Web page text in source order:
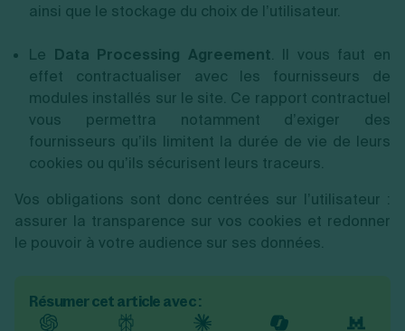
ainsi que le stockage du choix de l’utilisateur.
Le Data Processing Agreement. Il vous faut en
effet contractualiser avec les fournisseurs de
modules installés sur le site. Ce rapport contractuel
vous permettra notamment d’exiger des
fournisseurs qu’ils limitent la durée de vie de leurs
cookies ou qu’ils sécurisent leurs traceurs.
Vos obligations sont donc centrées sur l’utilisateur :
assurer la transparence sur vos cookies et redonner
le pouvoir à votre audience sur ses données.
Résumer cet article avec :